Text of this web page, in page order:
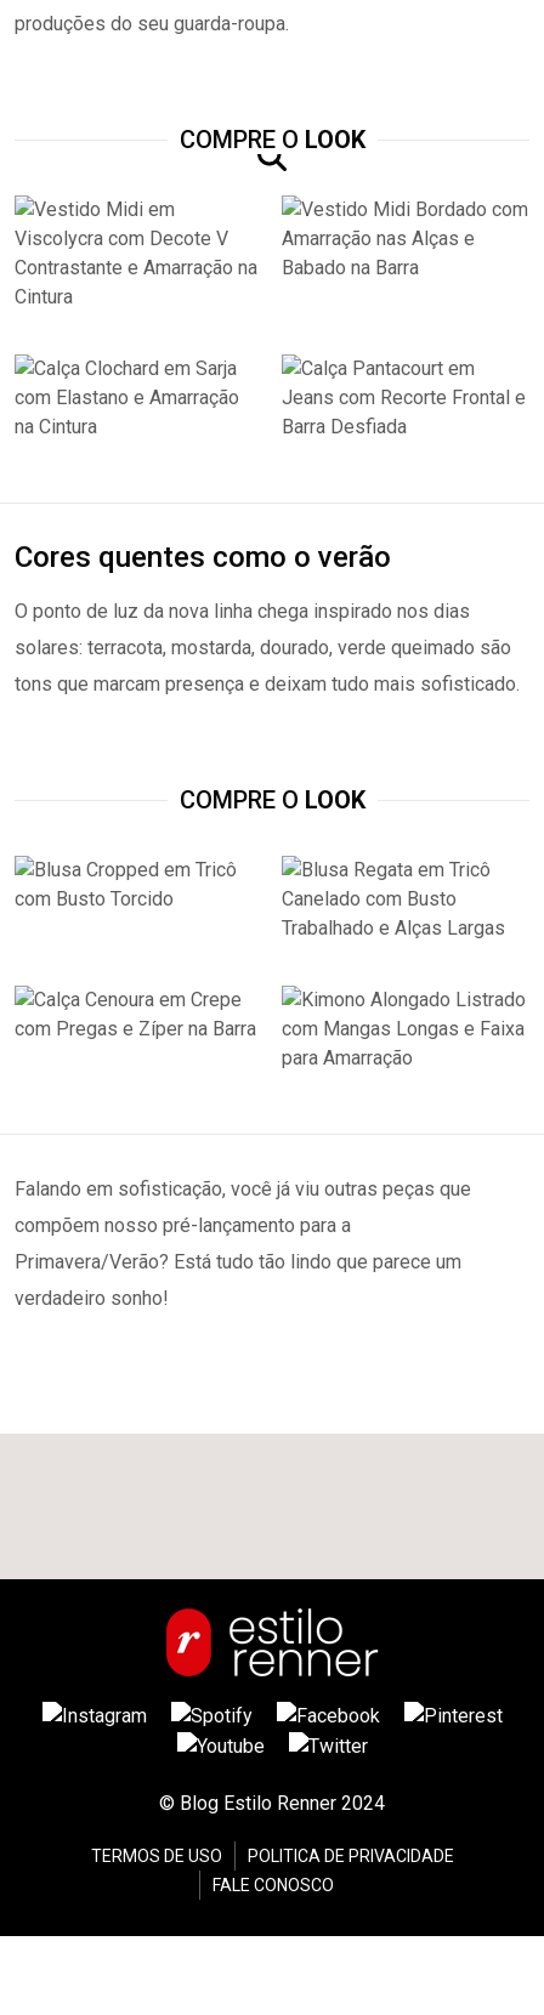
produções do seu guarda-roupa.
COMPRE O LOOK
Cores quentes como o verão
O ponto de luz da nova linha chega inspirado nos dias
solares: terracota, mostarda, dourado, verde queimado são
tons que marcam presença e deixam tudo mais sofisticado.
COMPRE O LOOK
Falando em sofisticação, você já viu outras peças que
compõem nosso pré-lançamento para a
Primavera/Verão? Está tudo tão lindo que parece um
verdadeiro sonho!
© Blog Estilo Renner 2024
TERMOS DE USO
POLITICA DE PRIVACIDADE
FALE CONOSCO